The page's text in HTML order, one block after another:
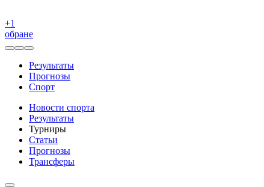
+1
обране
Результаты
Прогнозы
Спорт
Новости спорта
Результаты
Турниры
Статьи
Прогнозы
Трансферы